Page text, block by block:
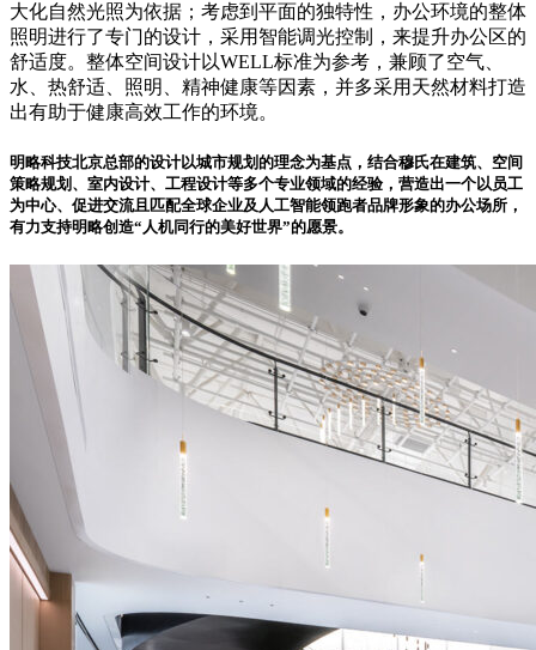
大化自然光照为依据；考虑到平面的独特性，办公环境的整体
照明进行了专门的设计，采用智能调光控制，来提升办公区的
舒适度。整体空间设计以WELL标准为参考，兼顾了空气、
水、热舒适、照明、精神健康等因素，并多采用天然材料打造
出有助于健康高效工作的环境。
明略科技北京总部的设计以城市规划的理念为基点，结合穆氏在建筑、空间
策略规划、室内设计、工程设计等多个专业领域的经验，营造出一个以员工
为中心、促进交流且匹配全球企业及人工智能领跑者品牌形象的办公场所，
有力支持明略创造“人机同行的美好世界”的愿景。